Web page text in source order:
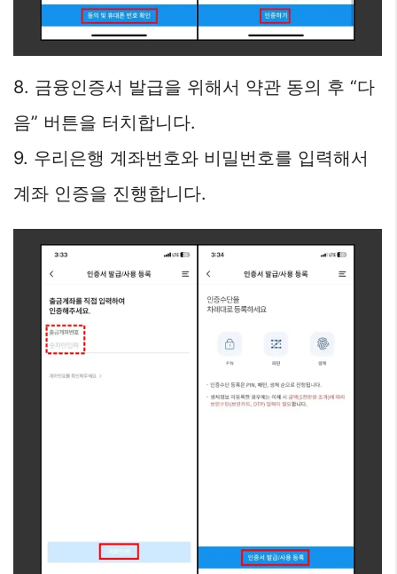
8. 금융인증서 발급을 위해서 약관 동의 후 “다
음” 버튼을 터치합니다.
9. 우리은행 계좌번호와 비밀번호를 입력해서
계좌 인증을 진행합니다.